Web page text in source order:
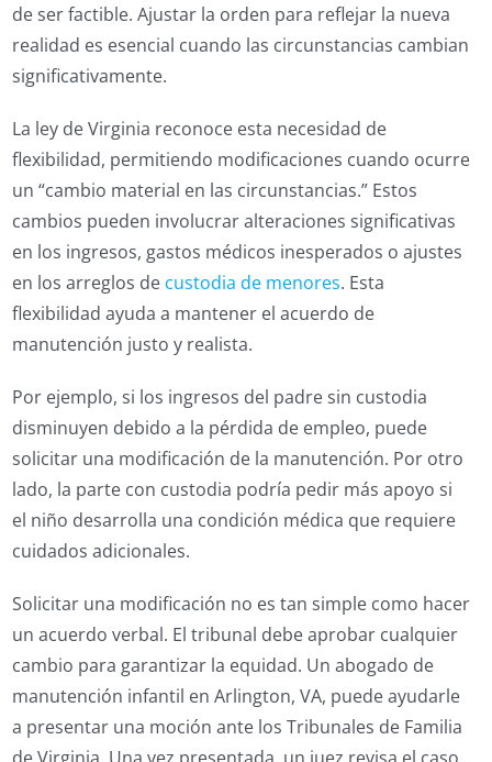
de ser factible. Ajustar la orden para reflejar la nueva
realidad es esencial cuando las circunstancias cambian
significativamente.
La ley de Virginia reconoce esta necesidad de
flexibilidad, permitiendo modificaciones cuando ocurre
un “cambio material en las circunstancias.” Estos
cambios pueden involucrar alteraciones significativas
en los ingresos, gastos médicos inesperados o ajustes
en los arreglos de custodia de menores. Esta
flexibilidad ayuda a mantener el acuerdo de
manutención justo y realista.
Por ejemplo, si los ingresos del padre sin custodia
disminuyen debido a la pérdida de empleo, puede
solicitar una modificación de la manutención. Por otro
lado, la parte con custodia podría pedir más apoyo si
el niño desarrolla una condición médica que requiere
cuidados adicionales.
Solicitar una modificación no es tan simple como hacer
un acuerdo verbal. El tribunal debe aprobar cualquier
cambio para garantizar la equidad. Un abogado de
manutención infantil en Arlington, VA, puede ayudarle
a presentar una moción ante los Tribunales de Familia